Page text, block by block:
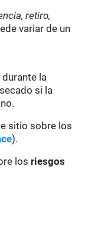
retiro,
variar de un
la
si la
sitio sobre los
).
los riesgos